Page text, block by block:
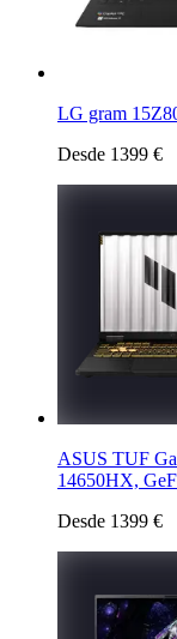
LG gram
Desde 1399 €
ASUS TUF
14650HX,
Desde 1399 €